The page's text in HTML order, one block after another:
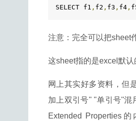
SELECT f1 , f2 , f3 , f4 ,
注意：完全可以把sheet
这sheet指的是excel默认
网上其实好多资料，但
加上双引号" "单引号''混
Extended Properties